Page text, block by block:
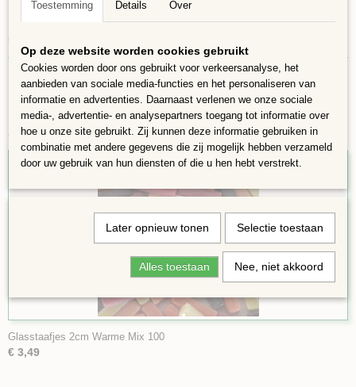
Elke steentje is 20×6 mm en 5 mm dik.100 gram bevat ongeveer 70
steentjes en belegd een oppervlakte van ca.10x10 cm
Ook interessant
Glasstaafjes 2cm Warme Mix 100
€ 3,49
Toestemming Details Over
Op deze website worden cookies gebruikt
Cookies worden door ons gebruikt voor verkeersanalyse, het
aanbieden van sociale media-functies en het personaliseren van
informatie en advertenties. Daarnaast verlenen we onze sociale
media-, advertentie- en analysepartners toegang tot informatie over
hoe u onze site gebruikt. Zij kunnen deze informatie gebruiken in
combinatie met andere gegevens die zij mogelijk hebben verzameld
door uw gebruik van hun diensten of die u hen hebt verstrekt.
Later opnieuw tonen Selectie toestaan
Alles toestaan Nee, niet akkoord